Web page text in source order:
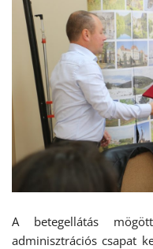
A betegellátás
adminisztrációs csapat